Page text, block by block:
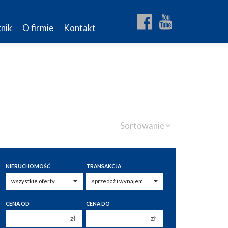
O firmie Kontakt
Sortowanie
NIERUCHOMOŚĆ TRANSAKCJA
CENA OD
zł
CENA DO
zł